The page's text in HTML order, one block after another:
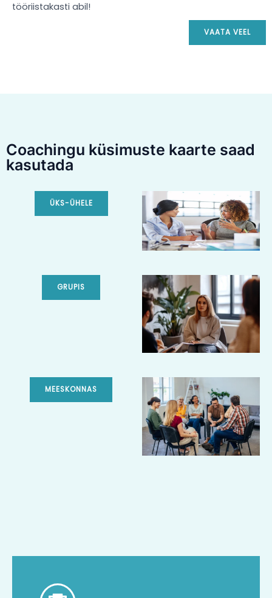
tööriistakasti abil!
VAATA VEEL
Coachingu küsimuste kaarte saad
kasutada
ÜKS-ÜHELE
GRUPIS
MEESKONNAS